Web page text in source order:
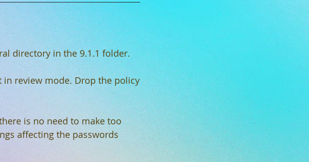
directory in the 9.1.1 folder.
in review mode. Drop the policy
is no need to make too
affecting the passwords